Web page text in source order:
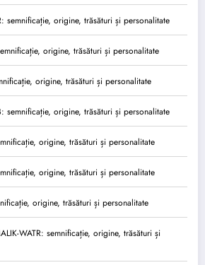
semnificație, origine, trăsături și personalitate
origine, trăsături și personalitate
origine, trăsături și personalitate
semnificație, origine, trăsături și personalitate
origine, trăsături și personalitate
origine, trăsături și personalitate
origine, trăsături și personalitate
WATR: semnificație, origine, trăsături și